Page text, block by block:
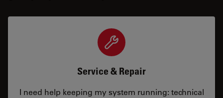
Service & Repair
I need help keeping my system running: technical